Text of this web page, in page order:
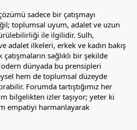
sadece bir çatışmayı
toplumsal uyum, adalet ve uzun
ile ilgilidir. Sulh,
adalet ilkeleri, erkek ve kadın bakış
çatışmaların sağlıklı bir şekilde
dünyada bu prensipleri
hem de toplumsal düzeyde
Forumda tartıştığımız her
bilgelikten izler taşıyor; yeter ki
empatiyi harmanlayarak